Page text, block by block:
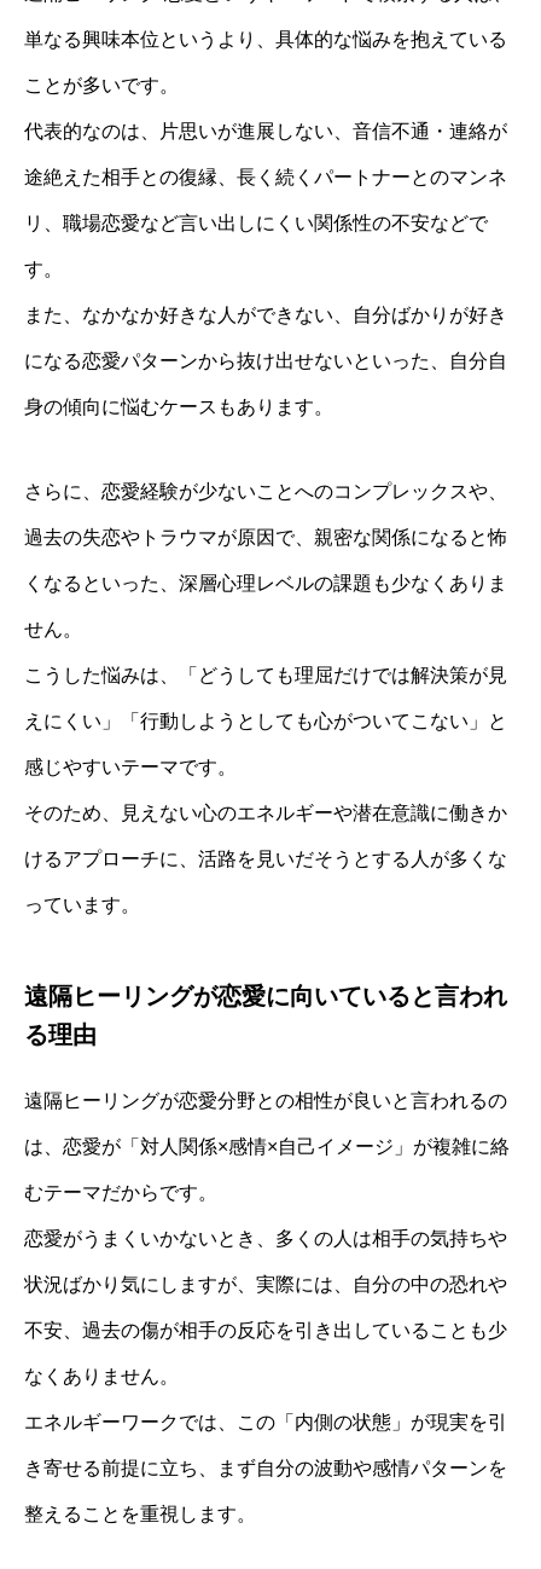
単なる興味本位というより、具体的な悩みを抱えている
ことが多いです。
代表的なのは、片思いが進展しない、音信不通・連絡が
途絶えた相手との復縁、長く続くパートナーとのマンネ
リ、職場恋愛など言い出しにくい関係性の不安などで
す。
また、なかなか好きな人ができない、自分ばかりが好き
になる恋愛パターンから抜け出せないといった、自分自
身の傾向に悩むケースもあります。
さらに、恋愛経験が少ないことへのコンプレックスや、
過去の失恋やトラウマが原因で、親密な関係になると怖
くなるといった、深層心理レベルの課題も少なくありま
せん。
こうした悩みは、「どうしても理屈だけでは解決策が見
えにくい」「行動しようとしても心がついてこない」と
感じやすいテーマです。
そのため、見えない心のエネルギーや潜在意識に働きか
けるアプローチに、活路を見いだそうとする人が多くな
っています。
遠隔ヒーリングが恋愛に向いていると言われ
る理由
遠隔ヒーリングが恋愛分野との相性が良いと言われるの
は、恋愛が「対人関係×感情×自己イメージ」が複雑に絡
むテーマだからです。
恋愛がうまくいかないとき、多くの人は相手の気持ちや
状況ばかり気にしますが、実際には、自分の中の恐れや
不安、過去の傷が相手の反応を引き出していることも少
なくありません。
エネルギーワークでは、この「内側の状態」が現実を引
き寄せる前提に立ち、まず自分の波動や感情パターンを
整えることを重視します。